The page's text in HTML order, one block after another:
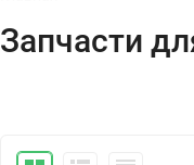
Запчасти